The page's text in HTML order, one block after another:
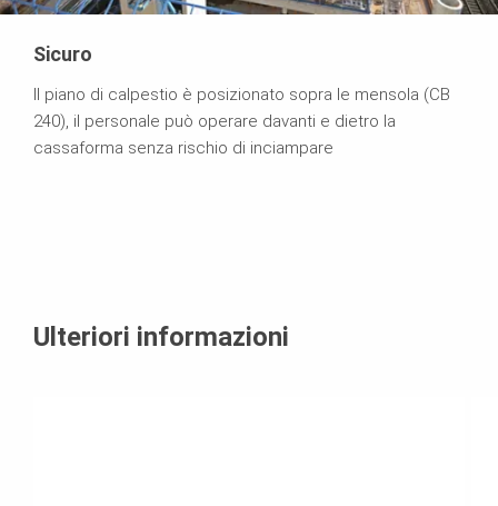
Sicuro
Il piano di calpestio è posizionato sopra le mensola (CB
240), il personale può operare davanti e dietro la
cassaforma senza rischio di inciampare
Ulteriori informazioni